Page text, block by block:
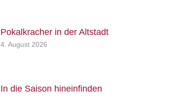
Pokalkracher in der Altstadt
4. August 2026
In die Saison hineinfinden